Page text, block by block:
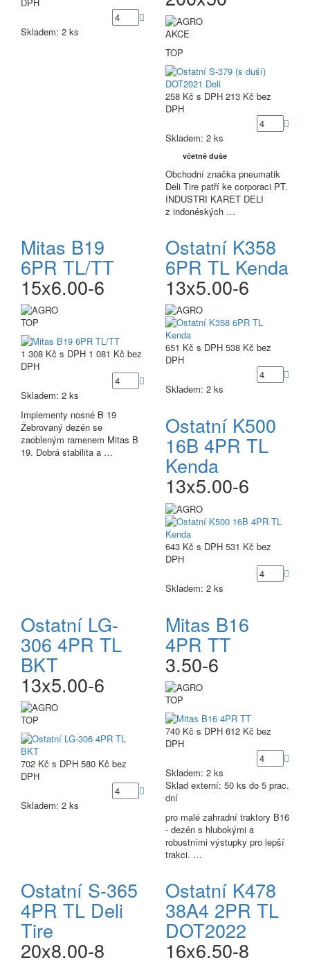
Skladem: 2 ks
AKCE
TOP
258 Kč s DPH 213 Kč bez
DPH
Skladem: 2 ks
včetně duše
Obchodní značka pneumatik
Deli Tire patří ke corporaci PT.
INDUSTRI KARET DELI
z indonéských …
Mitas B19
6PR TL/TT
15x6.00-6
TOP
1 308 Kč s DPH 1 081 Kč bez
DPH
Skladem: 2 ks
Implementy nosné B 19
Žebrovaný dezén se
zaobleným ramenem Mitas B
19. Dobrá stabilita a …
Ostatní K358
6PR TL Kenda
13x5.00-6
651 Kč s DPH 538 Kč bez
DPH
Skladem: 2 ks
Ostatní K500
16B 4PR TL
Kenda
13x5.00-6
643 Kč s DPH 531 Kč bez
DPH
Skladem: 2 ks
Ostatní LG-
306 4PR TL
BKT
13x5.00-6
TOP
702 Kč s DPH 580 Kč bez
DPH
Skladem: 2 ks
Mitas B16
4PR TT
3.50-6
TOP
740 Kč s DPH 612 Kč bez
DPH
Skladem: 2 ks
Sklad externí: 50 ks do 5 prac.
dní
pro malé zahradní traktory B16
- dezén s hlubokými a
robustními výstupky pro lepší
trakci. …
Ostatní S-365
4PR TL Deli
Tire
20x8.00-8
Ostatní K478
38A4 2PR TL
DOT2022
16x6.50-8